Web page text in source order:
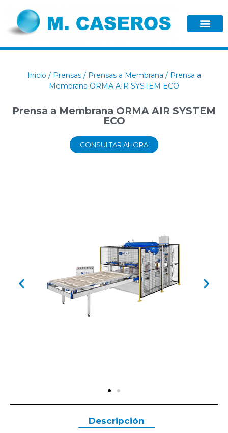
Inicio / Prensas/ Prensas a Membrana / Prensa a
Membrana ORMA AIR SYSTEM ECO
Prensa a Membrana ORMA AIR SYSTEM
ECO
CONSULTAR AHORA
Descripción